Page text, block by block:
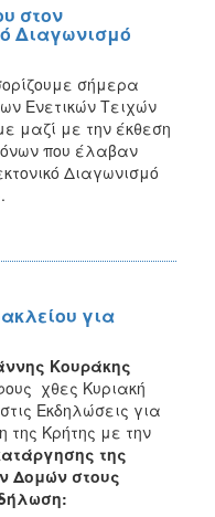
στον
Διαγωνισμό
σήμερα
Ενετικών Τειχών
μαζί με την έκθεση
που έλαβαν
Διαγωνισμό
για
Κουράκης
χθες Κυριακή
Εκδηλώσεις για
της Κρήτης με την
της
Δομών στους